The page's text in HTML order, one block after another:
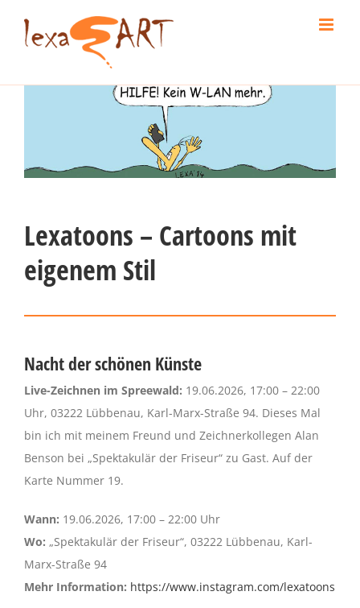
Lexatoons – Cartoons mit
eigenem Stil
Nacht der schönen Künste
Live-Zeichnen im Spreewald: 19.06.2026, 17:00 – 22:00
Uhr, 03222 Lübbenau, Karl-Marx-Straße 94. Dieses Mal
bin ich mit meinem Freund und Zeichnerkollegen Alan
Benson bei „Spektakulär der Friseur“ zu Gast. Auf der
Karte Nummer 19.
Wann: 19.06.2026, 17:00 – 22:00 Uhr
Wo: „Spektakulär der Friseur“, 03222 Lübbenau, Karl-
Marx-Straße 94
Mehr Information: https://www.instagram.com/lexatoons